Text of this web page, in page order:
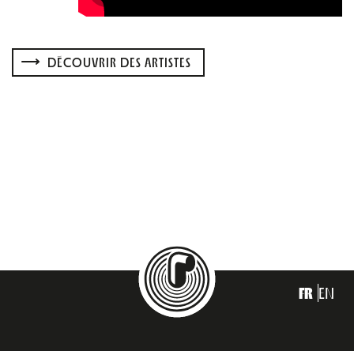
DÉCOUVRIR DES ARTISTES
FR EN